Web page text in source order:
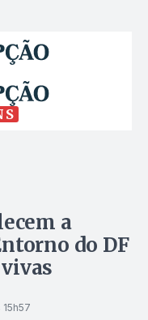
a
do DF